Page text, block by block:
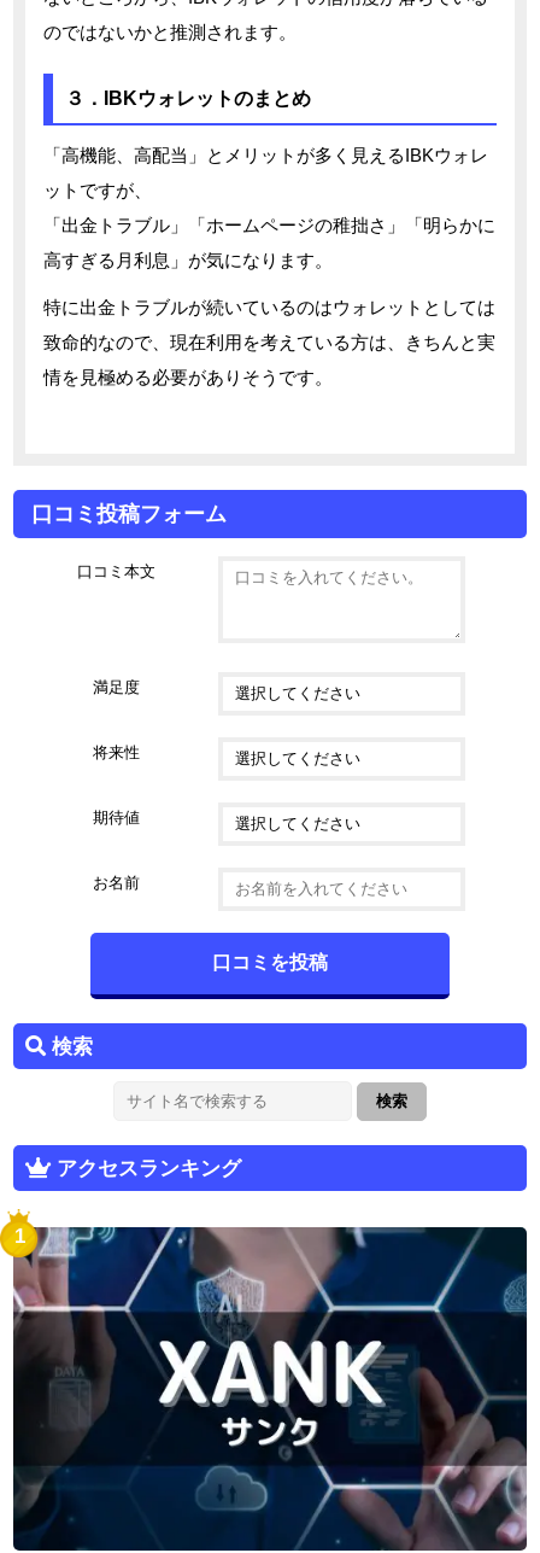
のではないかと推測されます。
３．IBKウォレットのまとめ
「高機能、高配当」とメリットが多く見えるIBKウォレ
ットですが、
「出金トラブル」「ホームページの稚拙さ」「明らかに
高すぎる月利息」が気になります。
特に出金トラブルが続いているのはウォレットとしては
致命的なので、現在利用を考えている方は、きちんと実
情を見極める必要がありそうです。
口コミ投稿フォーム
口コミ本文
満足度
将来性
期待値
お名前
検索
アクセスランキング
1